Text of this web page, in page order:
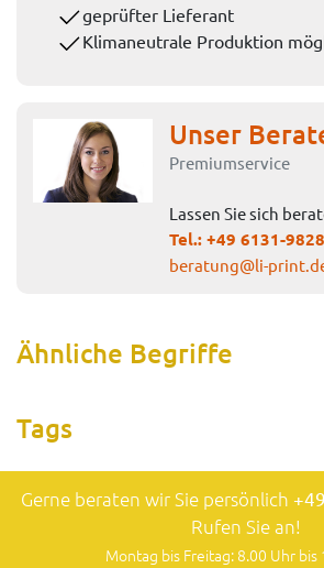
geprüfter Lieferant
Klimaneutrale Produktion
Unser
Premiumservice
Lassen Sie sich
Tel.:+49 6131-
beratung@li-
Ähnliche Begriffe
Tags
Gerne beraten wir Sie persönlich
Rufen Sie an!
Montag bis Freitag: 8.00 Uhr bis